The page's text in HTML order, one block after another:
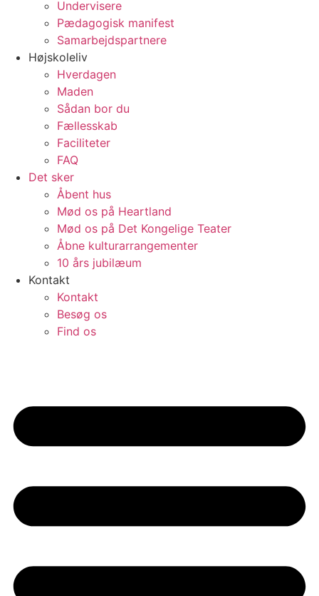
Undervisere
Pædagogisk manifest
Samarbejdspartnere
Højskoleliv
Hverdagen
Maden
Sådan bor du
Fællesskab
Faciliteter
FAQ
Det sker
Åbent hus
Mød os på Heartland
Mød os på Det Kongelige Teater
Åbne kulturarrangementer
10 års jubilæum
Kontakt
Kontakt
Besøg os
Find os